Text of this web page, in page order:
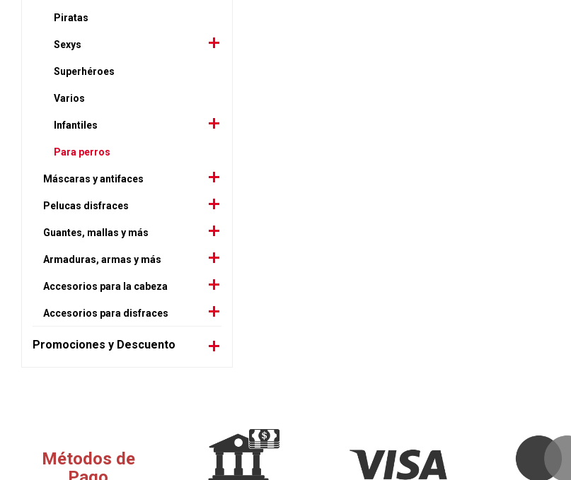
Piratas
Sexys
Superhéroes
Varios
Infantiles
Para perros
Máscaras y antifaces
Pelucas disfraces
Guantes, mallas y más
Armaduras, armas y más
Accesorios para la cabeza
Accesorios para disfraces
Promociones y Descuento
Métodos de